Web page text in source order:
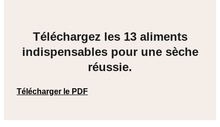
Téléchargez les 13 aliments
indispensables pour une sèche
réussie.
Télécharger le PDF